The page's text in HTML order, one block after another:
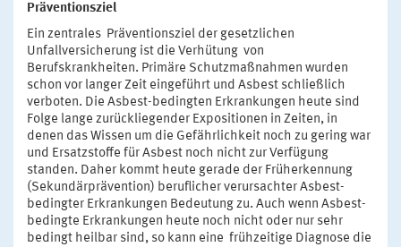
Präventionsziel
Ein zentrales Präventionsziel der gesetzlichen
Unfallversicherung ist die Verhütung von
Berufskrankheiten. Primäre Schutzmaßnahmen wurden
schon vor langer Zeit eingeführt und Asbest schließlich
verboten. Die Asbest-bedingten Erkrankungen heute sind
Folge lange zurückliegender Expositionen in Zeiten, in
denen das Wissen um die Gefährlichkeit noch zu gering war
und Ersatzstoffe für Asbest noch nicht zur Verfügung
standen. Daher kommt heute gerade der Früherkennung
(Sekundärprävention) beruflicher verursachter Asbest-
bedingter Erkrankungen Bedeutung zu. Auch wenn Asbest-
bedingte Erkrankungen heute noch nicht oder nur sehr
bedingt heilbar sind, so kann eine frühzeitige Diagnose die